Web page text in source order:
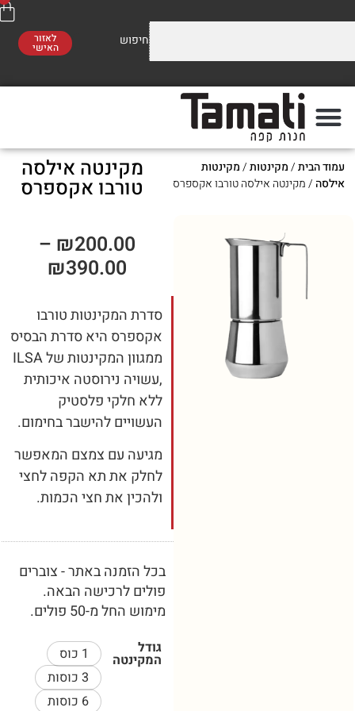
לראות! ברכישה מעל 300 ₪
/מקינטות/מקינטות
אילסה טורבו אקספרס
מקינטה אילסה
טורבו אקספרס
₪200.00
–
₪390.00
סדרת המקינטות טורבו
אקספרס היא סדרת הבסיס
ממגוון המקינטות של ILSA
,עשויה נירוסטה איכותית
ללא חלקי פלסטיק
העשויים להישבר בחימום.
מגיעה עם צמצם המאפשר
לחלק את תא הקפה לחצי
ולהכין את חצי הכמות.
בכל הזמנה באתר - צוברים
פולים לרכישה הבאה.
מימוש החל מ-50 פולים.
1 כוס